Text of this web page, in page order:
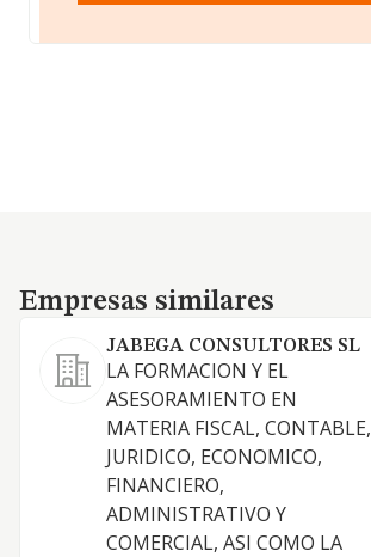
Empresas similares
Empresas similares
JABEGA CONSULTORES SL
LA FORMACION Y EL
ASESORAMIENTO EN
MATERIA FISCAL, CONTABLE,
JURIDICO, ECONOMICO,
FINANCIERO,
ADMINISTRATIVO Y
COMERCIAL, ASI COMO LA